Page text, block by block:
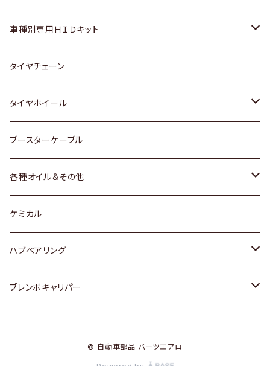
マツダ
三菱
スバル
レクサス
ダイハツ
マツダ
三菱
スバル
日産
いすゞ
ダイハツ
マツダ
三菱
スバル
スズキ
日産
ダイハツ
スバル
ホンダ
スズキ
日産
ダイハツ
マツダ
ホンダ
スズキ
日産
ダイハツ
マツダ
スバル
車種別専用ＨＩＤキット
トヨタ
マツダ
タイヤチェーン
タイヤホイール
トヨタ
ホンダ
スズキ
日産
ダイハツ
ブースターケーブル
各種オイル＆その他
ディーデル洗浄添加剤
ケミカル
ハブベアリング
トヨタ
ブレンボキャリパー
© 自動車部品 パーツエアロ